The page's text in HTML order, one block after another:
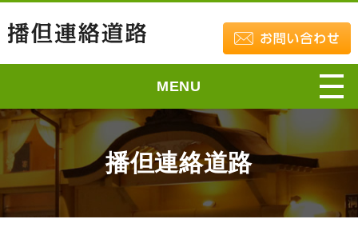
MENU
播但連絡道路